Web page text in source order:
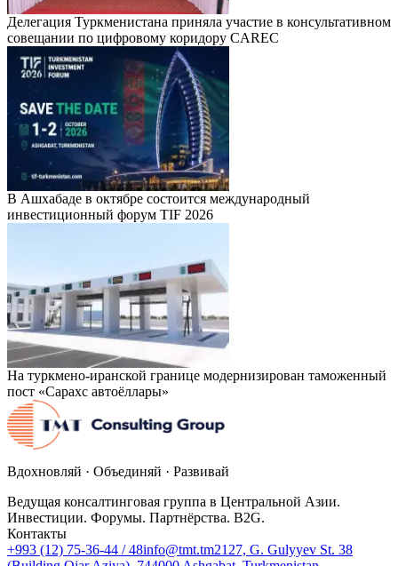
Делегация Туркменистана приняла участие в консультативном
совещании по цифровому коридору CAREC
В Ашхабаде в октябре состоится международный
инвестиционный форум TIF 2026
На туркмено-иранской границе модернизирован таможенный
пост «Сарахс автоёллары»
Вдохновляй · Объединяй · Развивай
Ведущая консалтинговая группа в Центральной Азии.
Инвестиции. Форумы. Партнёрства. B2G.
Контакты
+993 (12) 75-36-44 / 48info@tmt.tm2127, G. Gulyyev St. 38